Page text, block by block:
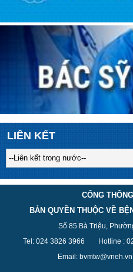
LIÊN KẾT
CỔNG
BẢN QUYỀN THUỘC VỀ
Số 85 Bà Triệu,
Tel: 024 3826 3966 Hotline :
Email: